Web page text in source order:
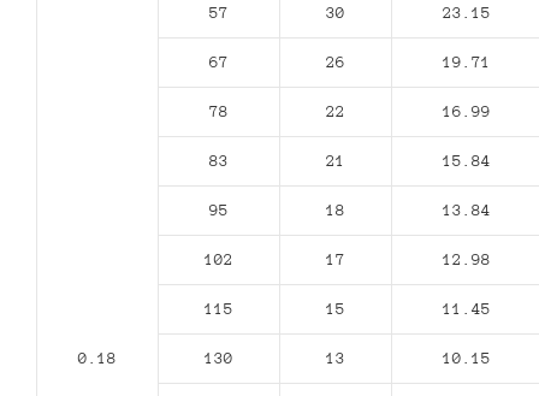
0.18
57 30 23.15
67 26 19.71
78 22 16.99
83 21 15.84
95 18 13.84
102 17 12.98
115 15 11.45
130 13 10.15